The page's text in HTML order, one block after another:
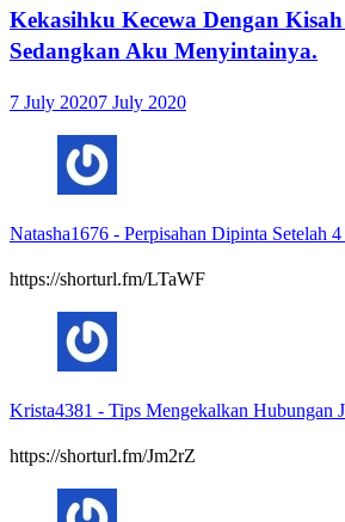
Kekasihku Kecewa Dengan
Sedangkan Aku Menyintainya.
7 July 20207 July 2020
Natasha1676 - Perpisahan Dipinta Setelah
https://shorturl.fm/LTaWF
Krista4381 - Tips Mengekalkan Hubungan
https://shorturl.fm/Jm2rZ